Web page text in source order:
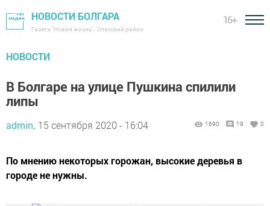
НОВОСТИ БОЛГАРА
Газета "Новая жизнь" - Спасский район
16+
НОВОСТИ
В Болгаре на улице Пушкина спилили
липы
admin, 15 сентября 2020 - 16:04 1690 19 0
По мнению некоторых горожан, высокие деревья в
городе не нужны.